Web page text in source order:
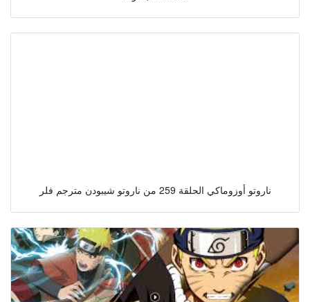
ناروتو أوزوماكي الحلقة 259 من ناروتو شيبودن مترجم فلر